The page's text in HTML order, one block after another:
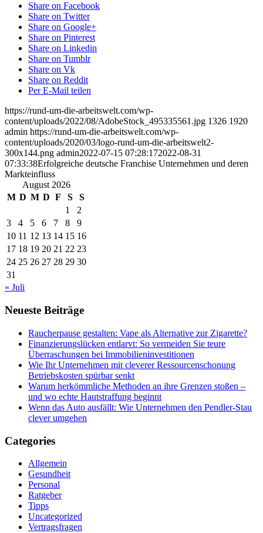
Share on Facebook
Share on Twitter
Share on Google+
Share on Pinterest
Share on Linkedin
Share on Tumblr
Share on Vk
Share on Reddit
Per E-Mail teilen
https://rund-um-die-arbeitswelt.com/wp-
content/uploads/2022/08/AdobeStock_495335561.jpg 1326 1920
admin https://rund-um-die-arbeitswelt.com/wp-
content/uploads/2020/03/logo-rund-um-die-arbeitswelt2-
300x144.png admin2022-07-15 07:28:172022-08-31
07:33:38Erfolgreiche deutsche Franchise Unternehmen und deren
Markteinfluss
August 2026
M D M D F S
S
1
2
3
4 5 6 7 8
9
10 11 12 13 14 15 16
17 18 19 20 21 22 23
24 25 26 27 28 29 30
31
« Juli
Neueste Beiträge
Raucherpause gestalten: Vape als Alternative zur Zigarette?
Finanzierungslücken entlarvt: So vermeiden Sie teure
Überraschungen bei Immobilieninvestitionen
Wie Ihr Unternehmen mit cleverer Ressourcenschonung
Betriebskosten spürbar senkt
Warum herkömmliche Methoden an ihre Grenzen stoßen –
und wo echte Hautstraffung beginnt
Wenn das Auto ausfällt: Wie Unternehmen den Pendler-Stau
clever umgehen
Categories
Allgemein
Gesundheit
Personal
Ratgeber
Tipps
Uncategorized
Vertragsfragen